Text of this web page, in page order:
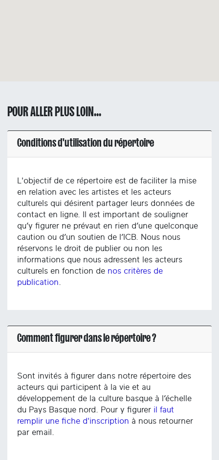
POUR ALLER PLUS LOIN...
Conditions d'utilisation du répertoire
L'objectif de ce répertoire est de faciliter la mise
en relation avec les artistes et les acteurs
culturels qui désirent partager leurs données de
contact en ligne. Il est important de souligner
qu’y figurer ne prévaut en rien d’une quelconque
caution ou d’un soutien de l’ICB. Nous nous
réservons le droit de publier ou non les
informations que nous adressent les acteurs
culturels en fonction de nos critères de
publication
Comment figurer dans le répertoire ?
Sont invités à figurer dans notre répertoire des
acteurs qui participent à la vie et au
développement de la culture basque à l’échelle
du Pays Basque nord. Pour y figurer il faut
remplir une fiche d'inscription à nous retourner
par email.